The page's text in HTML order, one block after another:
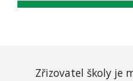
Zřizovatel školy je